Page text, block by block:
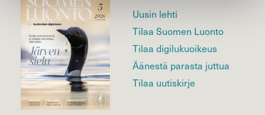
Uusin lehti
Tilaa Suomen Luonto
Tilaa digilukuoikeus
Äänestä parasta juttua
Tilaa uutiskirje